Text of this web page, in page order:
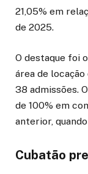
21,05% em
de 2025.
O destaque foi
área de
38 admissões.
de 100% em
anterior,
Cubatão